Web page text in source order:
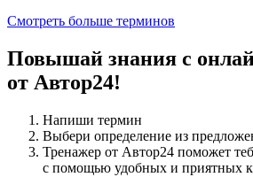
Смотреть больше терминов
Повышай знания с
от Автор24!
Напиши термин
Выбери определение из
Тренажер от Автор24 поможет
с помощью удобных и приятных